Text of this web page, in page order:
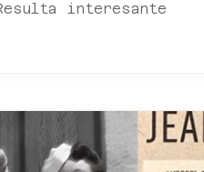
interesante